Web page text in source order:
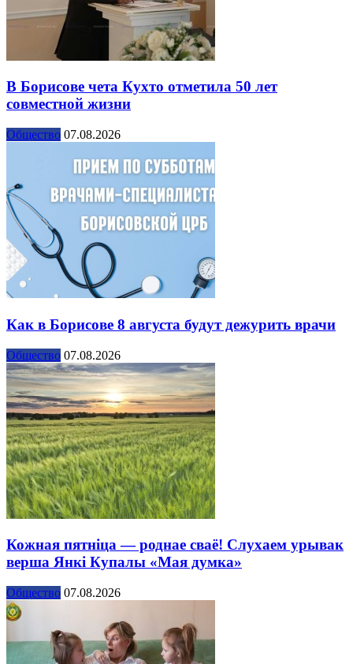
В Борисове чета Кухто отметила 50 лет
совместной жизни
Общество 07.08.2026
Как в Борисове 8 августа будут дежурить врачи
Общество 07.08.2026
Кожная пятніца — роднае сваё! Слухаем урывак
верша Янкі Купалы «Мая думка»
Общество 07.08.2026